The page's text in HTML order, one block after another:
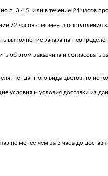
п. 3.4.5. или в течение 24 часов
72 часов с момента поступления
выполнение заказа на
об этом заказчика и
нет данного вида цветов, то
условия и условия доставки из
не менее чем за 3 часа до